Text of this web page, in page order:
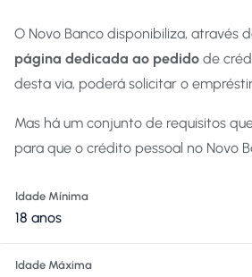
O Novo Banco disponibiliza, através
página dedicada ao pedido de
desta via, poderá solicitar o
Mas há um conjunto de requisitos
para que o crédito pessoal no Novo
Idade Mínima
18 anos
Idade Máxima